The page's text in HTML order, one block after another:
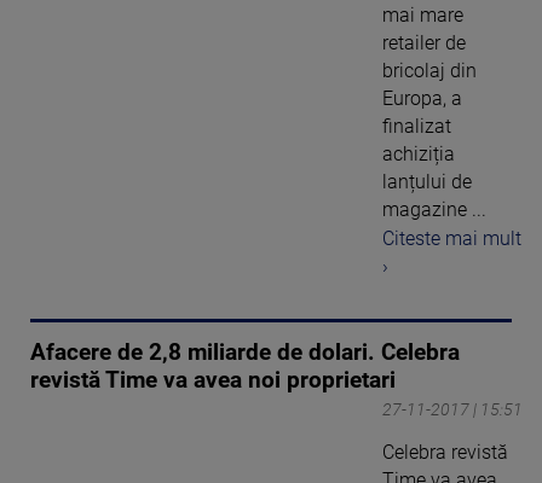
mai mare
retailer de
bricolaj din
Europa, a
finalizat
achiziția
lanțului de
magazine ...
Citeste mai mult
›
Afacere de 2,8 miliarde de dolari. Celebra
revistă Time va avea noi proprietari
27-11-2017 | 15:51
Celebra revistă